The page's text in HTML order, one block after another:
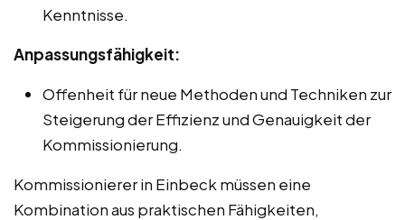
Kenntnisse.
Anpassungsfähigkeit:
Offenheit für neue Methoden und Techniken zur
Steigerung der Effizienz und Genauigkeit der
Kommissionierung.
Kommissionierer in Einbeck müssen eine
Kombination aus praktischen Fähigkeiten,